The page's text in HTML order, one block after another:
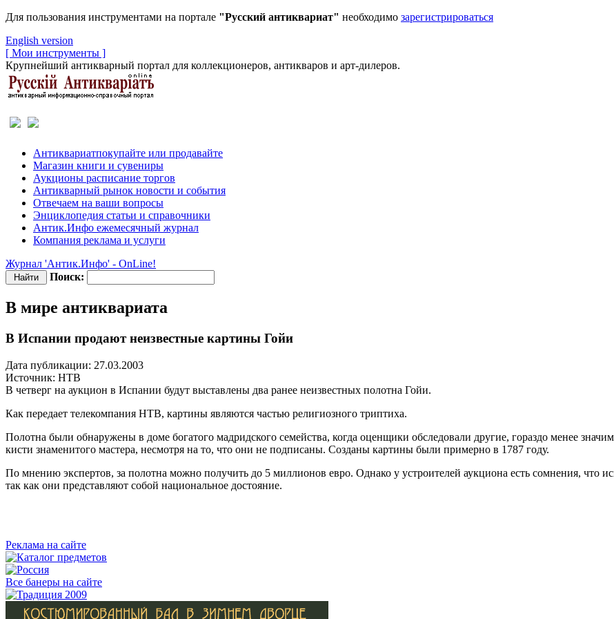
Для пользования инструментами на портале "Русский антиквариат" необходимо зарегистрироваться
English version
[ Мои инструменты ]
Крупнейший антикварный портал для коллекционеров, антикваров и арт-дилеров.
Антиквариатпокупайте или продавайте
Магазин книги и сувениры
Аукционы расписание торгов
Антикварный рынок новости и события
Отвечаем на ваши вопросы
Энциклопедия статьи и справочники
Антик.Инфо ежемесячный журнал
Компания реклама и услуги
Журнал 'Антик.Инфо' - OnLine!
Поиск:
В мире антиквариата
В Испании продают неизвестные картины Гойи
Дата публикации: 27.03.2003
Источник: НТВ
В четверг на аукцион в Испании будут выставлены два ранее неизвестных полотна Гойи.
Как передает телекомпания НТВ, картины являются частью религиозного триптиха.
Полотна были обнаружены в доме богатого мадридского семейства, когда оценщики обследовали другие, гораздо менее
кисти знаменитого мастера, несмотря на то, что они не подписаны. Созданы картины были примерно в 1787 году.
По мнению экспертов, за полотна можно получить до 5 миллионов евро. Однако у устроителей аукциона есть сомнения, что
так как они представляют собой национальное достояние.
Реклама на сайте
Все банеры на сайте